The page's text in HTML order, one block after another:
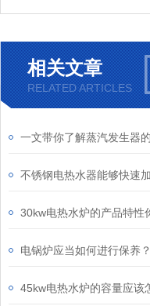
相关文章
RELATED ARTICLES